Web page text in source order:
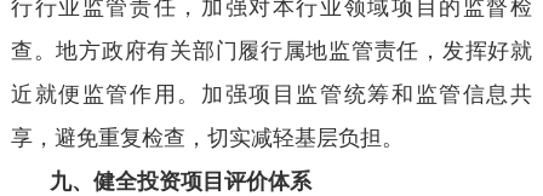
行行业监管责任，加强对本行业领域项目的监督检
查。地方政府有关部门履行属地监管责任，发挥好就
近就便监管作用。加强项目监管统筹和监管信息共
享，避免重复检查，切实减轻基层负担。
九、健全投资项目评价体系